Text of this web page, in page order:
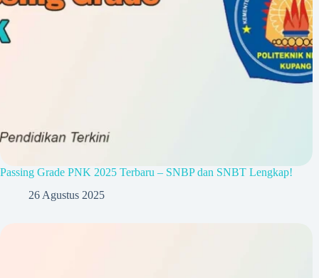
Passing Grade PNK 2025 Terbaru – SNBP dan SNBT Lengkap!
26 Agustus 2025